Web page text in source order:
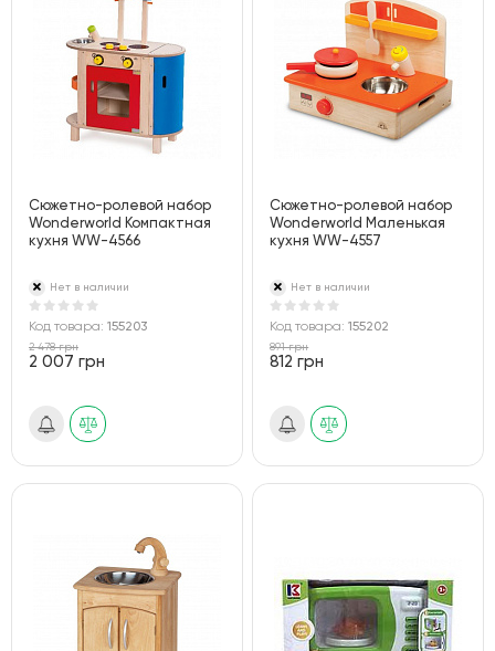
Сюжетно-ролевой набор
Wonderworld Компактная
кухня WW-4566
Нет в наличии
Код товара: 155203
2 478 грн
2 007 грн
Сюжетно-ролевой набор
Wonderworld Маленькая
кухня WW-4557
Нет в наличии
Код товара:155202
891 грн
812 грн